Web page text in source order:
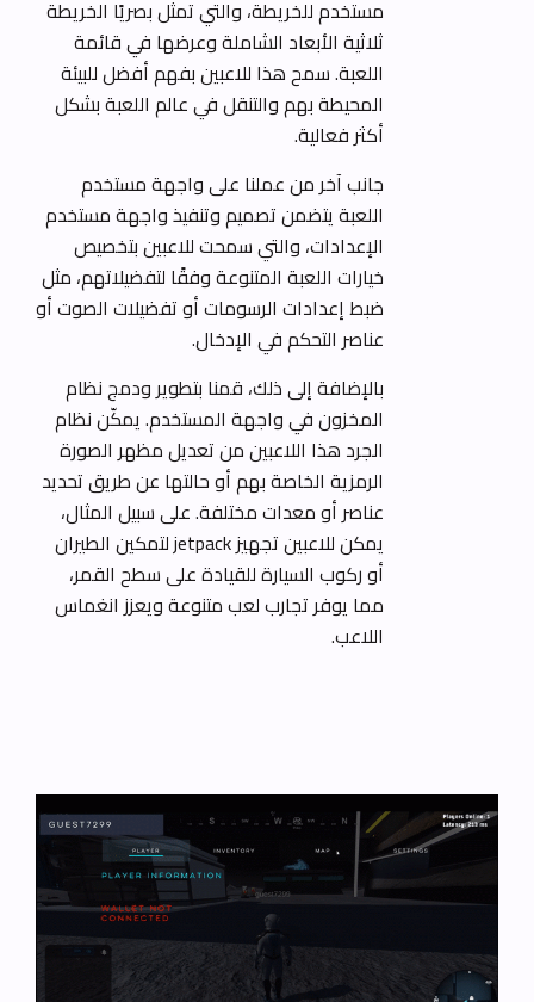
مستخدم للخريطة، والتي تمثل بصريًا الخريطة
ثلاثية الأبعاد الشاملة وعرضها في قائمة
اللعبة. سمح هذا للاعبين بفهم أفضل للبيئة
المحيطة بهم والتنقل في عالم اللعبة بشكل
أكثر فعالية.
جانب آخر من عملنا على واجهة مستخدم
اللعبة يتضمن تصميم وتنفيذ واجهة مستخدم
الإعدادات، والتي سمحت للاعبين بتخصيص
خيارات اللعبة المتنوعة وفقًا لتفضيلاتهم، مثل
ضبط إعدادات الرسومات أو تفضيلات الصوت أو
عناصر التحكم في الإدخال.
بالإضافة إلى ذلك، قمنا بتطوير ودمج نظام
المخزون في واجهة المستخدم. يمكّن نظام
الجرد هذا اللاعبين من تعديل مظهر الصورة
الرمزية الخاصة بهم أو حالتها عن طريق تحديد
عناصر أو معدات مختلفة. على سبيل المثال،
يمكن للاعبين تجهيز jetpack لتمكين الطيران
أو ركوب السيارة للقيادة على سطح القمر،
مما يوفر تجارب لعب متنوعة ويعزز انغماس
اللاعب.